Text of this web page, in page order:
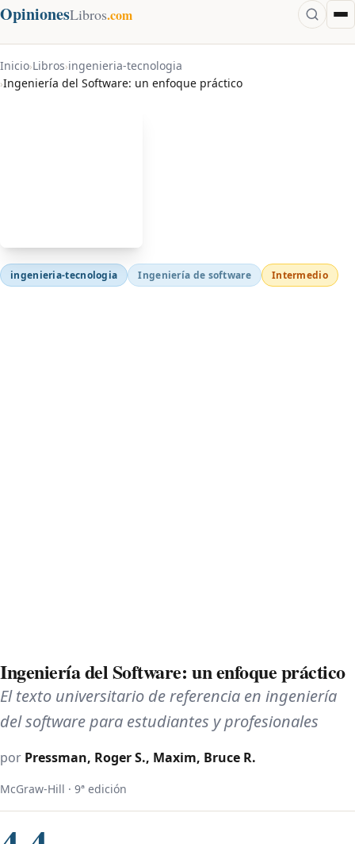
OpinionesLibros.com
Inicio›Libros›ingenieria-tecnologia
›Ingeniería del Software: un enfoque práctico
ingenieria-tecnologia Ingeniería de software Intermedio
Ingeniería del Software: un enfoque práctico
El texto universitario de referencia en ingeniería
del software para estudiantes y profesionales
por Pressman, Roger S., Maxim, Bruce R.
McGraw-Hill · 9ª edición